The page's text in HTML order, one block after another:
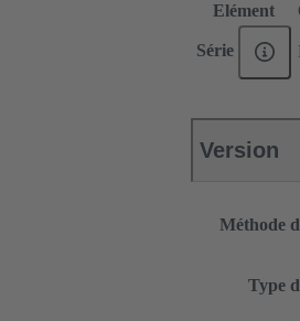
Elément
Série
Version
Méthode
Type